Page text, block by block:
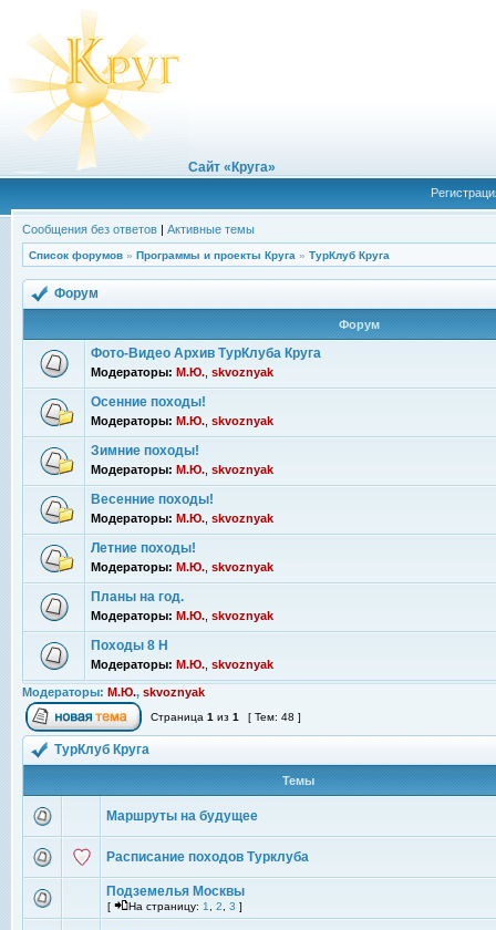
Сайт «Круга»
Сообщения без ответов | Активные темы
Список форумов » Программы и проекты Круга » ТурКлуб Круга
Форум
Форум
Фото-Видео Архив ТурКлуба Круга
Модераторы: М.Ю. skvoznyak
Осенние походы!
Модераторы: М.Ю. skvoznyak
Зимние походы!
Модераторы: М.Ю. skvoznyak
Весенние походы!
Модераторы: М.Ю. skvoznyak
Летние походы!
Модераторы: М.Ю. skvoznyak
Планы на год.
Модераторы: М.Ю. skvoznyak
Походы 8 Н
Модераторы: М.Ю. skvoznyak
Модераторы: М.Ю., skvoznyak
Страница 1 из 1 [ Тем: 48 ]
ТурКлуб Круга
Темы
Маршруты на будущее
Расписание походов Турклуба
Подземелья Москвы
[ На страницу: 1 2 3 ]